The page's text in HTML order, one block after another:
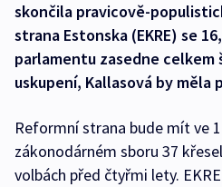
skončila pravicově-
strana Estonska (EKRE) se
parlamentu zasedne
uskupení, Kallasová by měla
Reformní strana bude mít ve
zákonodárném sboru 37
volbách před čtyřmi lety.